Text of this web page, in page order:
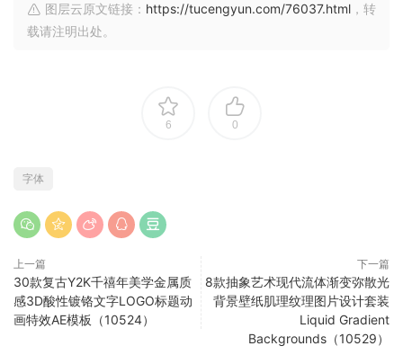
图层云原文链接： https://tucengyun.com/76037.html ，转
载请注明出处。
6 0
字体
上一篇
30款复古Y2K千禧年美学金属质
感3D酸性镀铬文字LOGO标题动
画特效AE模板（10524）
下一篇
8款抽象艺术现代流体渐变弥散光
背景壁纸肌理纹理图片设计套装
Liquid Gradient
Backgrounds（10529）